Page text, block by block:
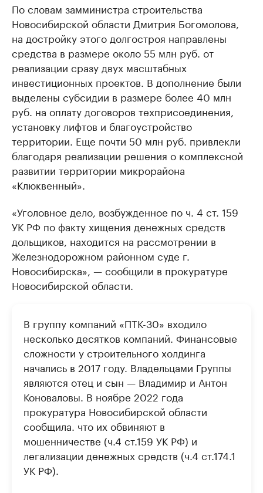
По словам замминистра строительства
Новосибирской области Дмитрия Богомолова,
на достройку этого долгостроя направлены
средства в размере около 55 млн руб. от
реализации сразу двух масштабных
инвестиционных проектов. В дополнение были
выделены субсидии в размере более 40 млн
руб. на оплату договоров техприсоединения,
установку лифтов и благоустройство
территории. Еще почти 50 млн руб. привлекли
благодаря реализации решения о комплексной
развитии территории микрорайона
«Клюквенный».
«Уголовное дело, возбужденное по ч. 4 ст. 159
УК РФ по факту хищения денежных средств
дольщиков, находится на рассмотрении в
Железнодорожном районном суде г.
Новосибирска», — сообщили в прокуратуре
Новосибирской области.
В группу компаний «ПТК-30» входило
несколько десятков компаний. Финансовые
сложности у строительного холдинга
начались в 2017 году. Владельцами Группы
являются отец и сын — Владимир и Антон
Коноваловы. В ноябре 2022 года
прокуратура Новосибирской области
сообщила. что их обвиняют в
мошенничестве (ч.4 ст.159 УК РФ) и
легализации денежных средств (ч.4 ст.174.1
УК РФ).